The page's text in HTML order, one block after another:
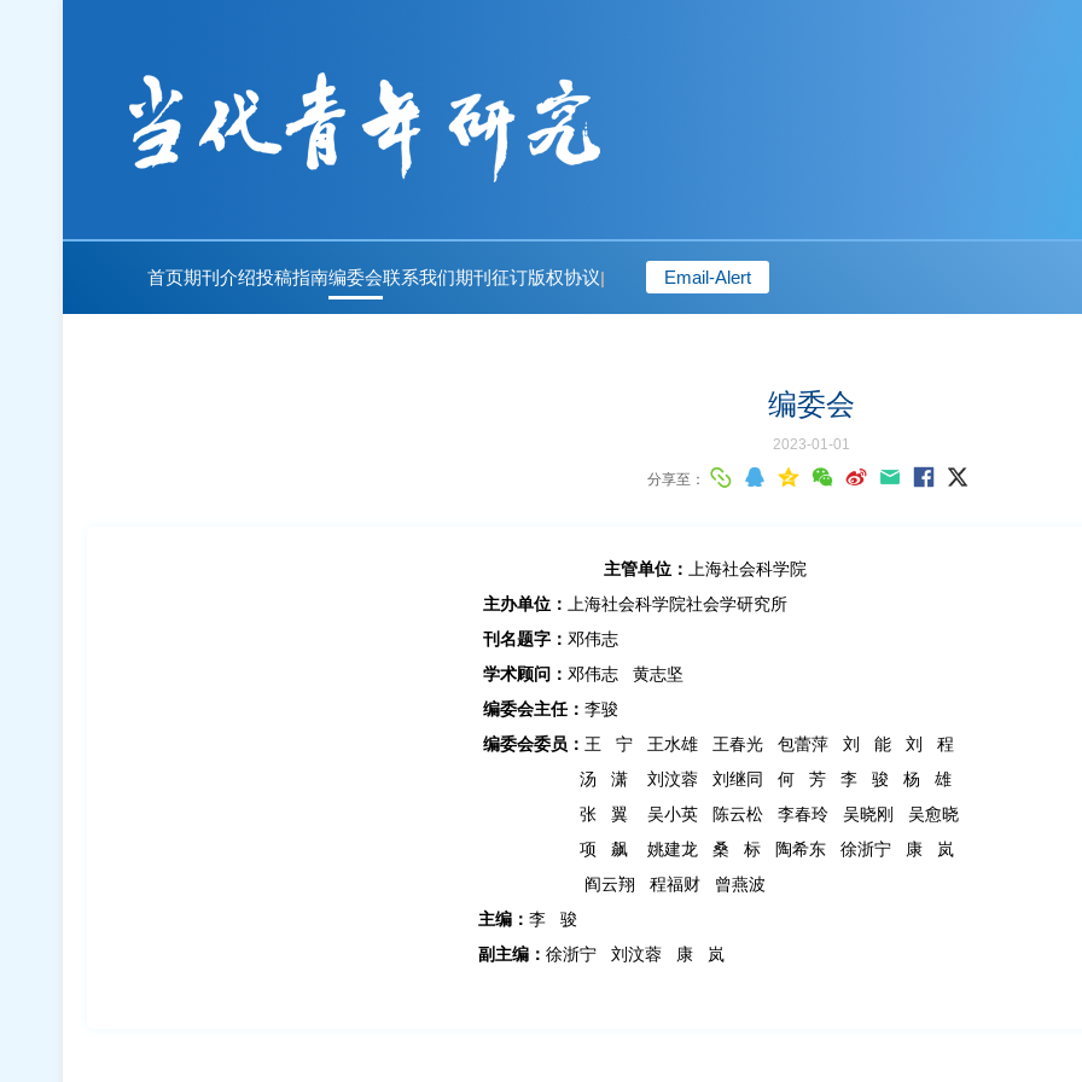
首页期刊介绍投稿指南编委会联系我们期刊征订版权协议| Email-Alert
编委会
2023-01-01
分享至：
主管单位： 上海社会科学院
主办单位： 上海社会科学院社会学研究所
刊名题字： 邓伟志
学术顾问： 邓伟志 黄志坚
编委会主任： 李骏
编委会委员： 王 宁 王水雄 王春光 包蕾萍 刘 能 刘 程
汤 潇 刘汶蓉 刘继同 何 芳 李 骏 杨 雄
张 翼 吴小英 陈云松 李春玲 吴晓刚 吴愈晓
项 飙 姚建龙 桑 标 陶希东 徐浙宁 康 岚
阎云翔 程福财 曾燕波
主编： 李 骏
副主编： 徐浙宁 刘汶蓉 康 岚